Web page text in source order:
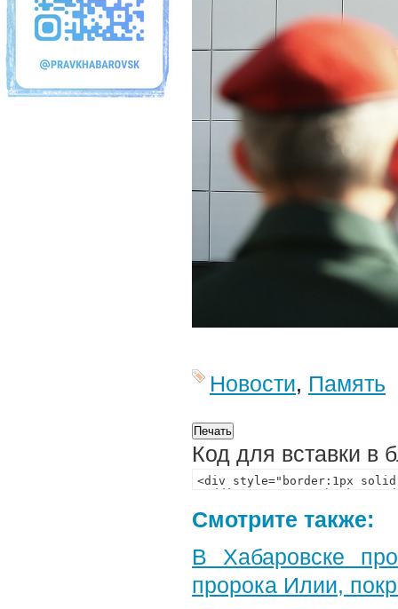
Новости, Память
Код для вставки в
Смотрите также:
В Хабаровске
пророка Илии,